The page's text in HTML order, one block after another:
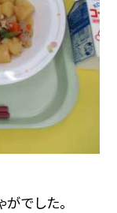
でした。